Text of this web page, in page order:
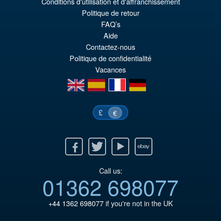
PRÉ COMMANDE
Politique de retour
FAQ’s
Aide
Contactez-nous
Politique de confidentialité
Vacances
en
es fr de
£ €
Twitter Youtube Ebay
Call us:
01362 698077
+44 1362 698077if you're not in the UK